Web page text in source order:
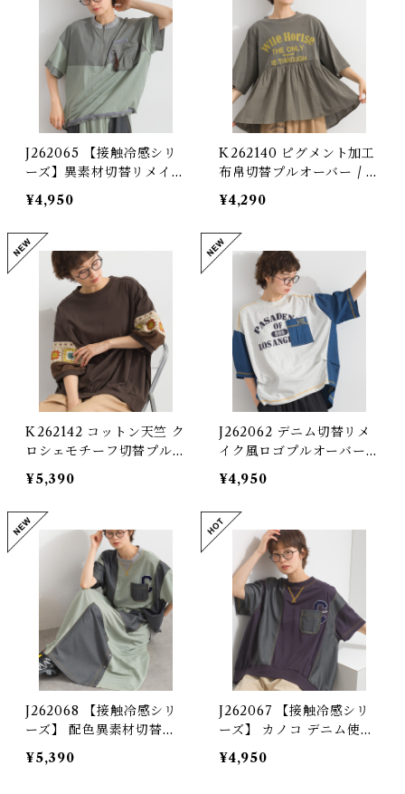
J262065 【接触冷感シリ
ーズ】異素材切替リメイク
風プルオーバー / Cool-T
ouch Mixed-Fabric Re
make-Style Pullover
¥4,950
K262140 ピグメント加工
布帛切替プルオーバー / Pi
gment-Dyed Woven Pa
nel Pullover
¥4,290
K262142 コットン天竺 ク
ロシェモチーフ切替プルオ
ーバー / Cotton Jersey
Crochet Motif Panel P
ullover
¥5,390
J262062 デニム切替リメ
イク風ロゴプルオーバー /
Denim Panel Remake-S
tyle Logo Pullover
¥4,950
J262068 【接触冷感シリ
ーズ】 配色異素材切替ロ
ングスカート / Cool-To
uch Contrast Mixed-Fa
¥5,390
J262067 【接触冷感シリ
ーズ】 カノコ デニム使い
リメイク風プルオーバー
(セットアップ対応) / Coo
¥4,950